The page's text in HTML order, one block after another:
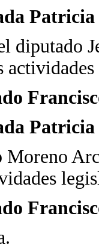
diputado